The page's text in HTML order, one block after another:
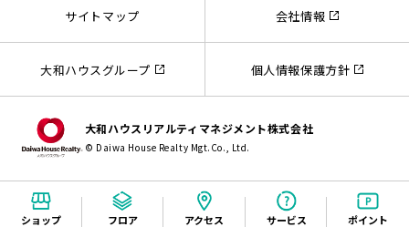
ショップ フロア アクセス サービス
ポイント
サイトマップ 会社情報
大和ハウスグループ 個人情報保護方針
大和ハウスリアルティマネジメント株式会社
© Daiwa House Realty Mgt.Co., Ltd.